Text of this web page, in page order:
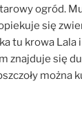
ogród.
się
tu krowa Lala
znajduje się
można